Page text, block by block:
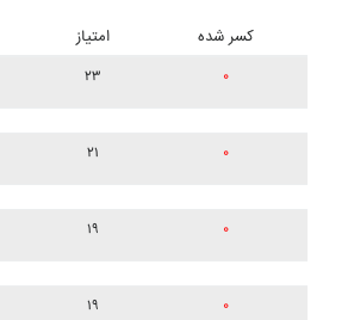
امتیاز کسر شده
۲۳ ۰
۲۱ ۰
۱۹ ۰
۱۹ ۰